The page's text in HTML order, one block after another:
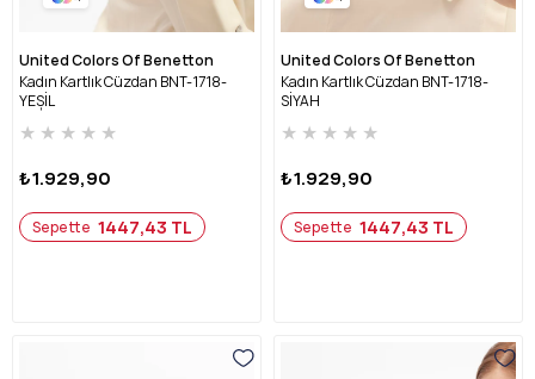
United Colors Of Benetton
Kadın Kartlık Cüzdan BNT-1718-
YEŞİL
★ ★ ★ ★ ★
₺1.929,90
Sepette 1447,43 TL
United Colors Of Benetton
Kadın Kartlık Cüzdan BNT-1718-
SİYAH
★ ★ ★ ★ ★
₺1.929,90
Sepette 1447,43 TL